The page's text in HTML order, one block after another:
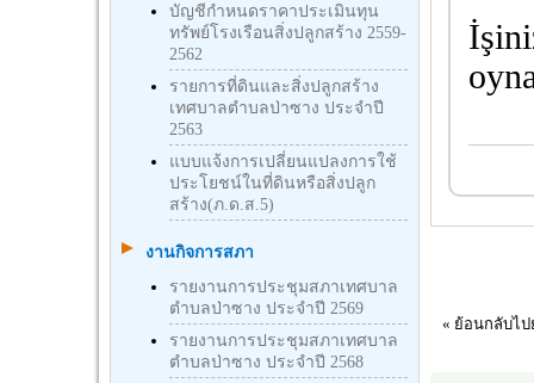
บัญชีกําหนดราคาประเมินทุน
ทรัพย์โรงเรือนสิ่งปลูกสร้าง 2559-
2562
รายการที่ดินและสิ่งปลูกสร้าง
เทศบาลตำบลป่าซาง ประจำปี
2563
แบบแจ้งการเปลี่ยนแปลงการใช้
ประโยชน์ในที่ดินหรือสิ่งปลูก
สร้าง(ภ.ด.ส.5)
งานกิจการสภา
รายงานการประชุมสภาเทศบาล
ตำบลป่าซาง ประจำปี 2569
รายงานการประชุมสภาเทศบาล
ตำบลป่าซาง ประจำปี 2568
« ย้อนกลับไ